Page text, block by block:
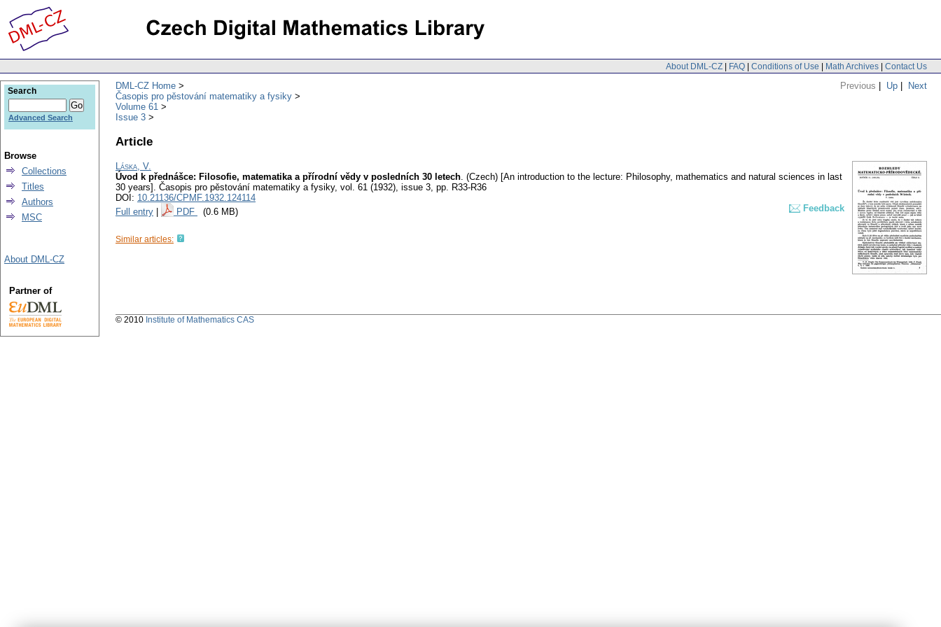
About DML-CZ | FAQ | Conditions of Use | Math Archives | Contact Us
Previous | Up | Next
DML-CZ Home
Časopis pro pěstování matematiky a fysiky
Volume 61
Issue 3
Article
Láska, V.
Úvod k přednášce: Filosofie, matematika a přírodní vědy v posledních 30 letech. (Czech) [An introduction to the lecture: Philosophy, mathematics and natural sciences in last
30 years]. Časopis pro pěstování matematiky a fysiky, vol. 61 (1932), issue 3, pp. R33-R36
DOI: 10.21136/CPMF.1932.124114
Full entry
PDF (0.6 MB) Feedback
Similar articles:
Search
Advanced Search
Browse
Collections
Titles
Authors
MSC
About DML-CZ
Partner of
© 2010 Institute of Mathematics CAS